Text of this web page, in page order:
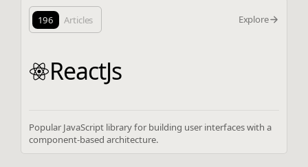
196 Articles Explore
ReactJs
Popular JavaScript library for building user interfaces with a
component-based architecture.